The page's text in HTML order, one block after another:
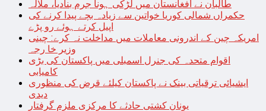
طالبان نے افغانستان میں لڑکی ہونا جرم بنادیا، ملالہ
حکمراں شمالی کوریا خواتین سے زیادہ بچے پیدا کرنے کی
اپیل کرتے ہوئے رو پڑے
امریکہ چین کے اندرونی معاملات میں مداخلت نہ کرے: چینی
وزیر خا رجہ
اقوام متحدہ کی جنرل اسمبلی میں پاکستان کی بڑی
کامیابی
ایشیائی ترقیاتی بینک نے پاکستان کیلئے قرض کی منظوری
دیدی
یونان کشتی حادثے کا مرکزی ملزم گرفتار